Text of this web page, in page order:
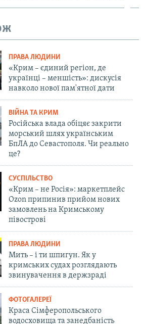
ПРАВА ЛЮДИНИ
«Крим – єдиний регіон, де
українці – меншість»: дискусія
навколо нової пам'ятної дати
ВІЙНА ТА КРИМ
Російська влада обіцяє закрити
морський шлях українським
БпЛА до Севастополя. Чи реально
це?
СУСПІЛЬСТВО
«Крим – не Росія»: маркетплейс
Ozon припинив прийом нових
замовлень на Кримському
півострові
ПРАВА ЛЮДИНИ
Мить – і ти шпигун. Як у
кримських судах розглядають
звинувачення в держзраді
ФОТОГАЛЕРЕЇ
Краса Сімферопольського
водосховища та занедбаність